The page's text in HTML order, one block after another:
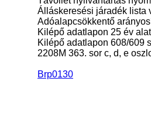
Álláskeresési járadék lista
Adóalapcsökkentő
Kilépő adatlapon 25 év
Kilépő adatlapon 608/609
2208M 363. sor c, d, e
Brp0130